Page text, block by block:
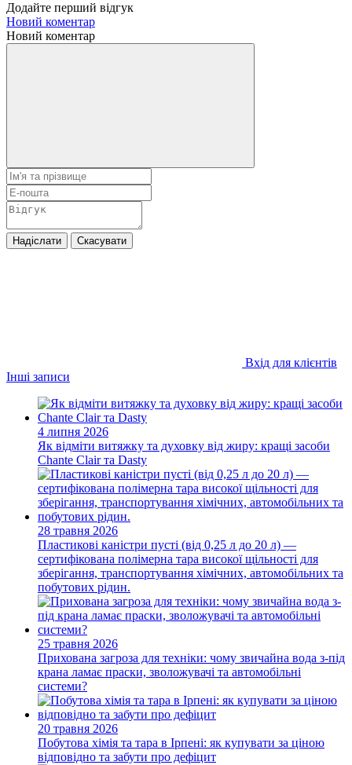
Додайте перший відгук
Новий коментар
Новий коментар
Надіслати Скасувати
Вхід для клієнтів
Інші записи
4 липня 2026
Як відміти витяжку та духовку від жиру: кращі засоби
Chante Clair та Dasty
28 травня 2026
Пластикові каністри пусті (від 0,25 л до 20 л) —
сертифікована полімерна тара високої щільності для
зберігання, транспортування хімічних, автомобільних та
побутових рідин.
25 травня 2026
Прихована загроза для техніки: чому звичайна вода з-під
крана ламає праски, зволожувачі та автомобільні
системи?
20 травня 2026
Побутова хімія та тара в Ірпені: як купувати за ціною
відповідно та забути про дефіцит